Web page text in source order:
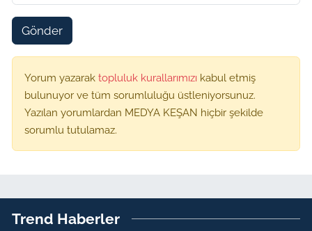
Gönder
Yorum yazarak topluluk kurallarımızı kabul etmiş
bulunuyor ve tüm sorumluluğu üstleniyorsunuz.
Yazılan yorumlardan MEDYA KEŞAN hiçbir şekilde
sorumlu tutulamaz.
Trend Haberler